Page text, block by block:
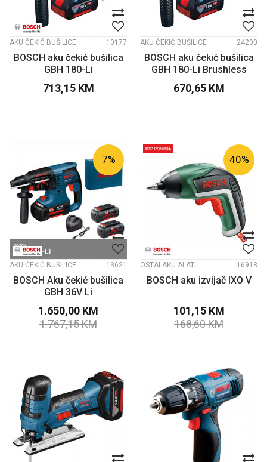
AKU ČEKIĆ BUŠILICE 10177
BOSCH aku čekić bušilica
GBH 180-Li
713,15 KM
AKU ČEKIĆ BUŠILICE 24200
BOSCH aku čekić bušilica
GBH 180-Li Brushless
670,65 KM
7%
AKU ČEKIĆ BUŠILICE 13621
BOSCH Aku čekić bušilica
GBH 36V Li
1.650,00 KM
1.767,15KM
40%
OSTAI AKU ALATI 16918
BOSCH aku izvijač IXO V
101,15 KM
168,60KM